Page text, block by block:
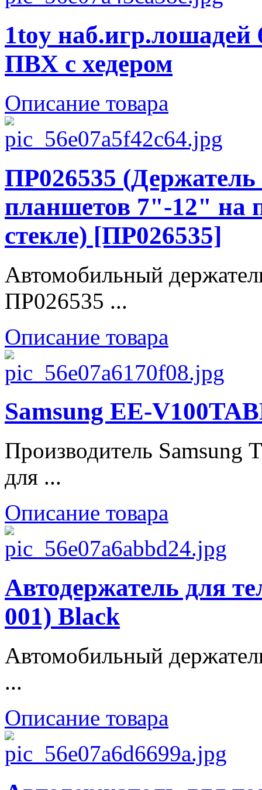
1toy наб.игр.лошадей
ПВХ с хедером
Описание товара
ПР026535
планшетов 7"-12" на
стекле) [ПР026535]
Автомобильный
ПР026535 ...
Описание товара
Samsung EE-
Производитель Samsung
для ...
Описание товара
Автодержатель для
001) Black
Автомобильный
...
Описание товара